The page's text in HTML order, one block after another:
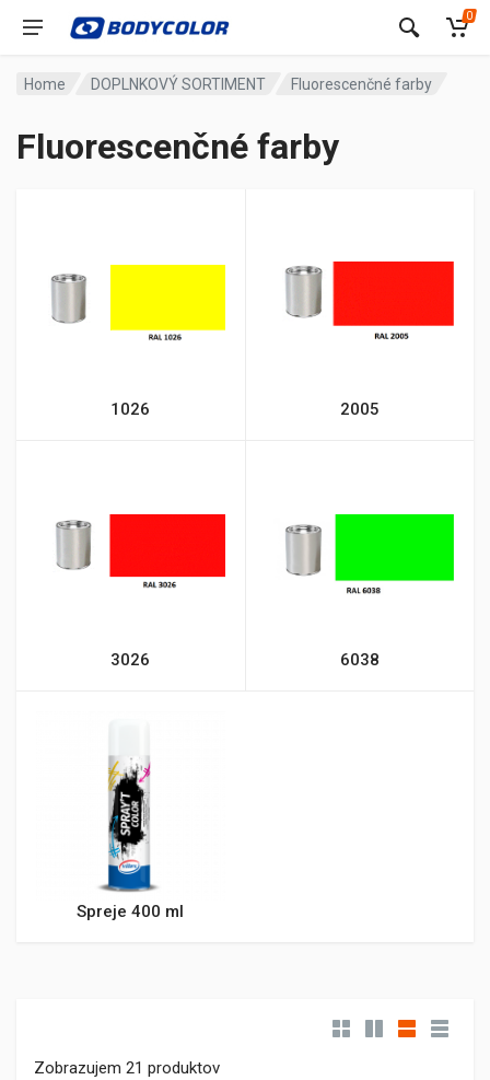
0
Home DOPLNKOVÝ SORTIMENT Fluorescenčné farby
Fluorescenčné farby
1026 2005
3026 6038
Spreje 400 ml
Zobrazujem 21 produktov